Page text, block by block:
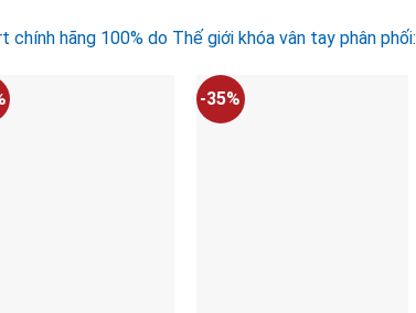
chính hãng 100% do Thế giới khóa vân tay phân phối:
-35%